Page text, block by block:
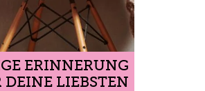
ERINNERUNG
DEINE LIEBSTEN